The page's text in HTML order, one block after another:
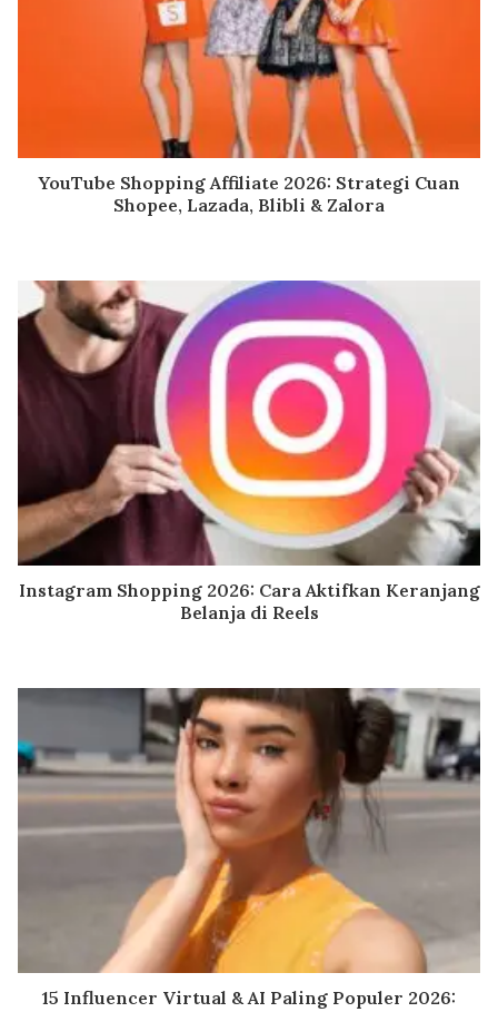
YouTube Shopping Affiliate 2026: Strategi Cuan
Shopee, Lazada, Blibli & Zalora
Instagram Shopping 2026: Cara Aktifkan Keranjang
Belanja di Reels
15 Influencer Virtual & AI Paling Populer 2026: